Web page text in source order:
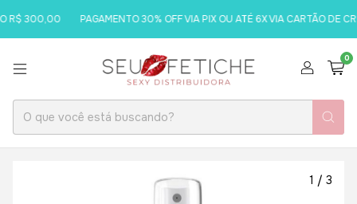
R$ 300,00 PAGAMENTO 30% OFF VIA PIX OU ATÉ 6X VIA CARTÃO DE
0
1 / 3